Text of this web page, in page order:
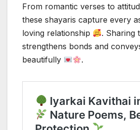
From romantic verses to
these shayaris capture every
loving relationship
. Sharing
strengthens bonds and
beautifully
.